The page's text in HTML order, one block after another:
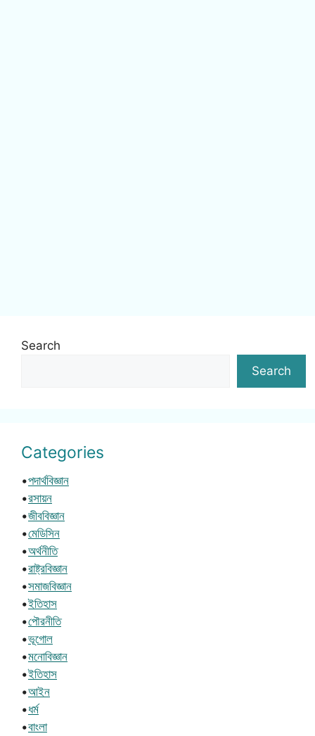
Search
Search
Categories
•পদার্থবিজ্ঞান
•রসায়ন
•জীববিজ্ঞান
•মেডিসিন
•অর্থনীতি
•রাষ্ট্রবিজ্ঞান
•সমাজবিজ্ঞান
•ইতিহাস
•পৌরনীতি
•ভূগোল
•মনোবিজ্ঞান
•ইতিহাস
•আইন
•ধর্ম
•বাংলা